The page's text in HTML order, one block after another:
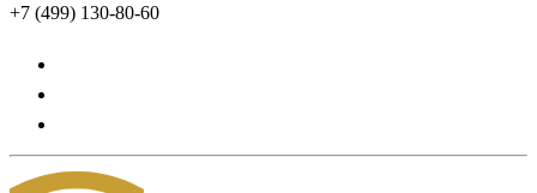
+7 (499) 130-80-60